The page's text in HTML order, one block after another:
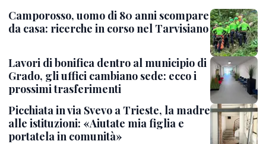
Camporosso, uomo di 80 anni scompare
da casa: ricerche in corso nel Tarvisiano
Lavori di bonifica dentro al municipio di
Grado, gli uffici cambiano sede: ecco i
prossimi trasferimenti
Picchiata in via Svevo a Trieste, la madre
alle istituzioni: «Aiutate mia figlia e
portatela in comunità»